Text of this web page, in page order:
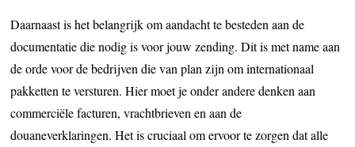
Daarnaast is het belangrijk om aandacht te besteden aan de
documentatie die nodig is voor jouw zending. Dit is met name aan
de orde voor de bedrijven die van plan zijn om internationaal
pakketten te versturen. Hier moet je onder andere denken aan
commerciële facturen, vrachtbrieven en aan de
douaneverklaringen. Het is cruciaal om ervoor te zorgen dat alle